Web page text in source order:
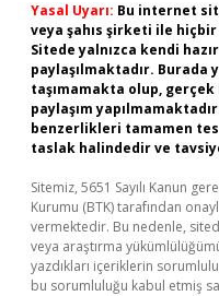
Yasal Uyarı: Bu internet
veya şahıs şirketi ile
Sitede yalnızca kendi
paylaşılmaktadır.
taşımamakta olup,
paylaşım
benzerlikleri tamamen
taslak halindedir ve
Sitemiz, 5651 Sayılı Kanun
Kurumu (BTK) tarafından
vermektedir. Bu nedenle,
veya araştırma
yazdıkları içeriklerin
bu sorumluluğu kabul etmiş